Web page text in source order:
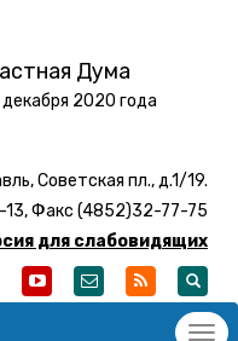
Дума
2020 года
Советская пл., д.1/19.
Факс (4852)32-77-75
для слабовидящих